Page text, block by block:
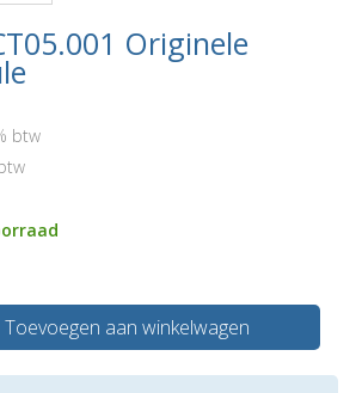
Originele
btw
Toevoegen aan winkelwagen